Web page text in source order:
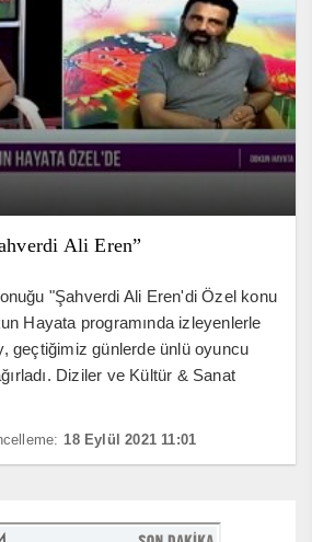
Ali Eren”
"Şahverdi Ali Eren'di Özel konu
Hayata programında izleyenlerle
geçtiğimiz günlerde ünlü oyuncu
Diziler ve Kültür & Sanat
18 Eylül 2021 11:01